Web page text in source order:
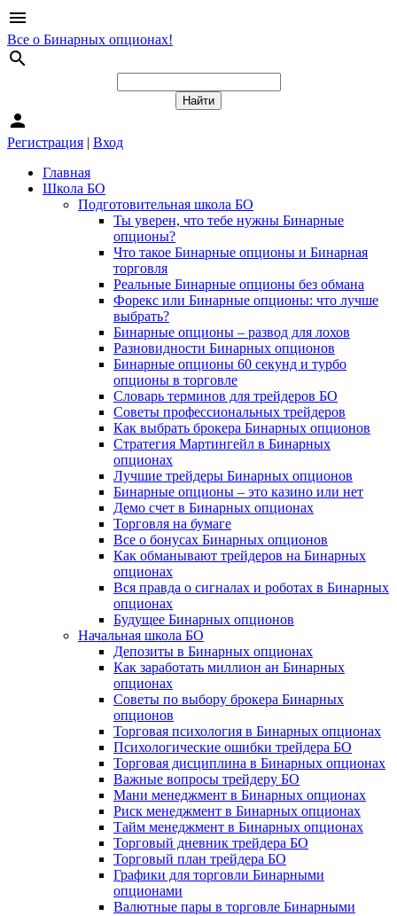
menu
Все о Бинарных опционах!
search
person
Регистрация | Вход
Главная
Школа БО
Подготовительная школа БО
Ты уверен, что тебе нужны Бинарные
опционы?
Что такое Бинарные опционы и Бинарная
торговля
Реальные Бинарные опционы без обмана
Форекс или Бинарные опционы: что лучше
выбрать?
Бинарные опционы – развод для лохов
Разновидности Бинарных опционов
Бинарные опционы 60 секунд и турбо
опционы в торговле
Словарь терминов для трейдеров БО
Советы профессиональных трейдеров
Как выбрать брокера Бинарных опционов
Стратегия Мартингейл в Бинарных
опционах
Лучшие трейдеры Бинарных опционов
Бинарные опционы – это казино или нет
Демо счет в Бинарных опционах
Торговля на бумаге
Все о бонусах Бинарных опционов
Как обманывают трейдеров на Бинарных
опционах
Вся правда о сигналах и роботах в Бинарных
опционах
Будущее Бинарных опционов
Начальная школа БО
Депозиты в Бинарных опционах
Как заработать миллион ан Бинарных
опционах
Советы по выбору брокера Бинарных
опционов
Торговая психология в Бинарных опционах
Психологические ошибки трейдера БО
Торговая дисциплина в Бинарных опционах
Важные вопросы трейдеру БО
Мани менеджмент в Бинарных опционах
Риск менеджмент в Бинарных опционах
Тайм менеджмент в Бинарных опционах
Торговый дневник трейдера БО
Торговый план трейдера БО
Графики для торговли Бинарными
опционами
Валютные пары в торговле Бинарными